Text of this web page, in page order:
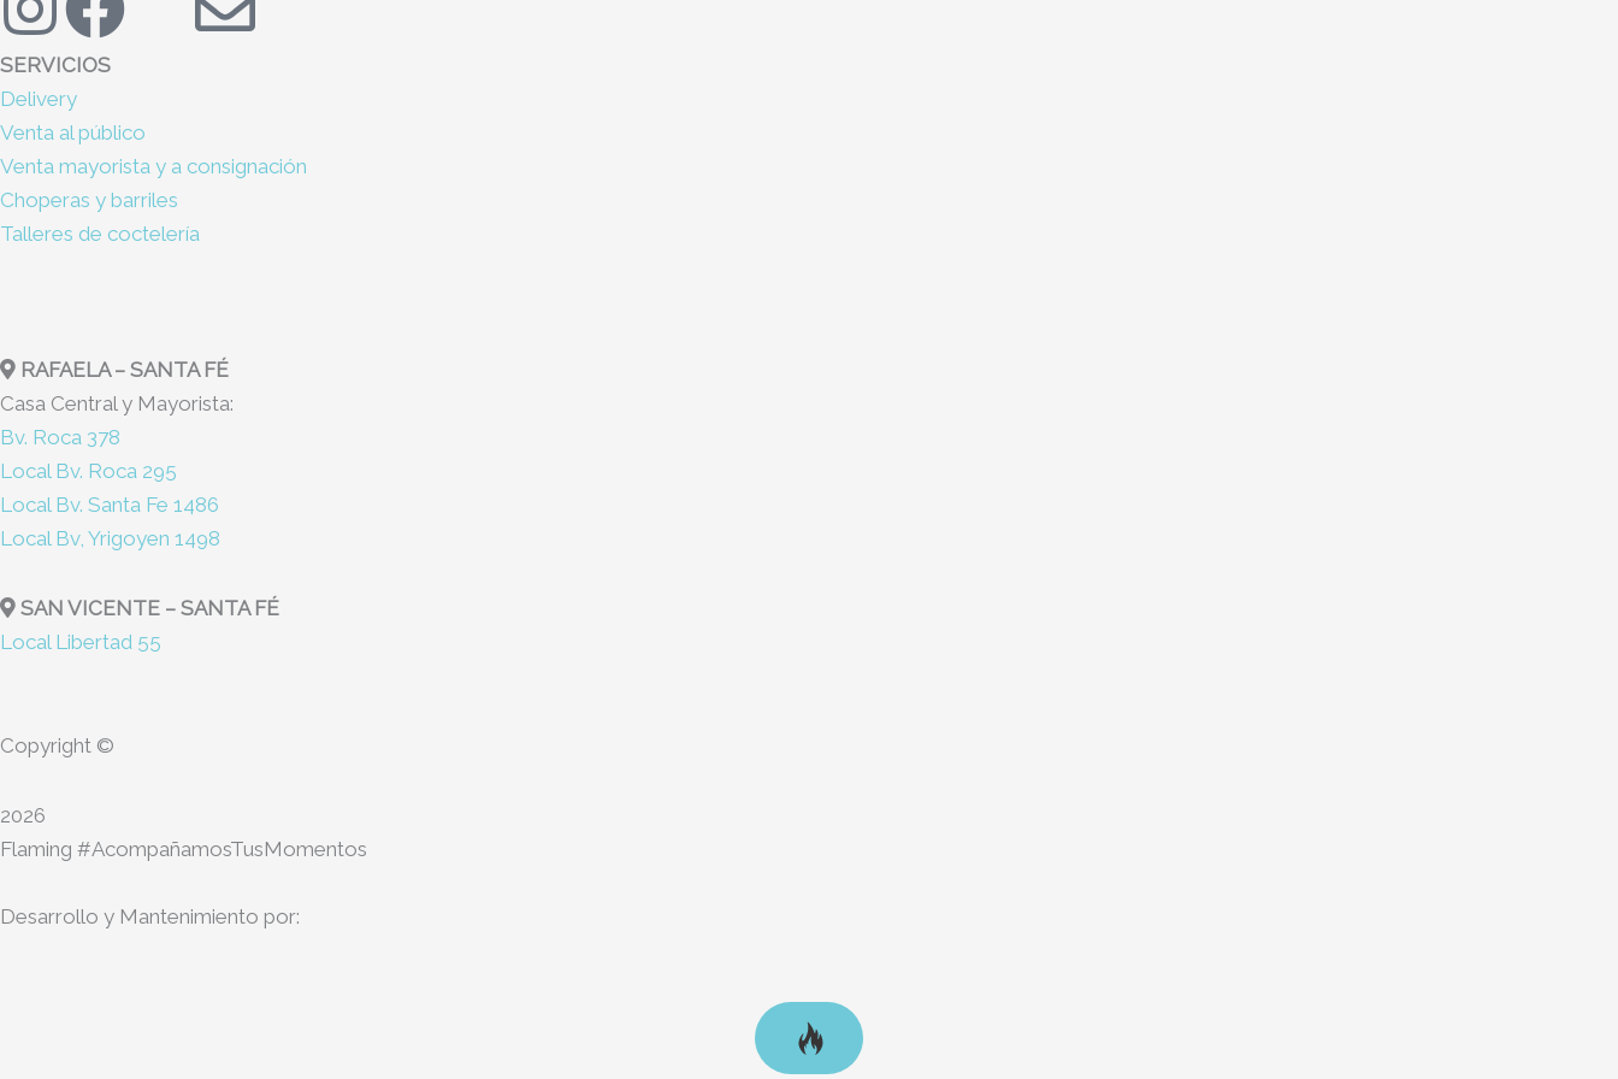
n
s
t
a
r
a
m
a
c
e
b
o
k
w
i
t
e
r
e
p
e
SERVICIOS
Delivery
Venta al público
Venta mayorista y a consignación
Choperas y barriles
Talleres de coctelería
RAFAELA – SANTA FÉ
Casa Central y Mayorista:
Bv. Roca 378
Local Bv. Roca 295
Local Bv. Santa Fe 1486
Local Bv, Yrigoyen 1498
SAN VICENTE – SANTA FÉ
Local Libertad 55
Copyright ©
2026
Flaming #AcompañamosTusMomentos
Desarrollo y Mantenimiento por: